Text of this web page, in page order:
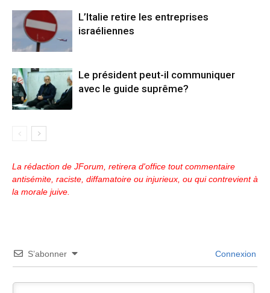
L’Italie retire les entreprises
israéliennes
Le président peut-il communiquer
avec le guide suprême?
La rédaction de JForum, retirera d'office tout commentaire
antisémite, raciste, diffamatoire ou injurieux, ou qui contrevient à
la morale juive.
S’abonner Connexion